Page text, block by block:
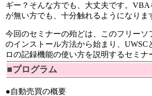
ギー？そんな方でも、大丈夫です。
が無い方でも、十分触れるようになりま
今回のセミナーの殆どは、このフリーソ
のインストール方法から始まり、UWSC
ロの記録機能の使い方を説明するセミナ
■プログラム
●自動売買の概要